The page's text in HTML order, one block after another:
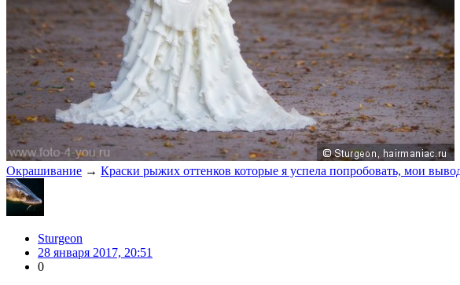
Окрашивание → Краски рыжих оттенков которые я успела попробовать, мои
Sturgeon
28 января 2017, 20:51
0